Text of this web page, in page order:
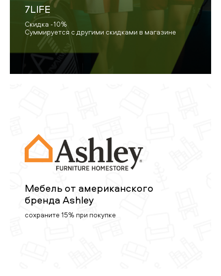
7LIFE
Скидка -10%
Суммируется с другими скидками в магазине
Мебель от американского
бренда Ashley
сохраните 15% при покупке